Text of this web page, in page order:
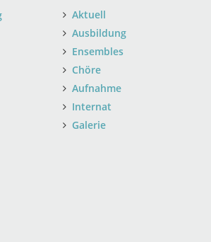
Aktuell
Ausbildung
Ensembles
Chöre
Aufnahme
Internat
Galerie